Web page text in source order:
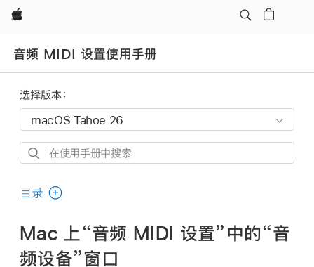
Apple
音频 MIDI 设置使用手册
选择版本：
在
用
册
中
搜
目录
Mac 上“音频 MIDI 设置”中的“音
频设备”窗口